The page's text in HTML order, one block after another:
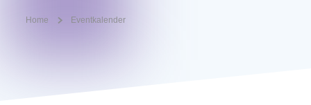
Home Eventkalender